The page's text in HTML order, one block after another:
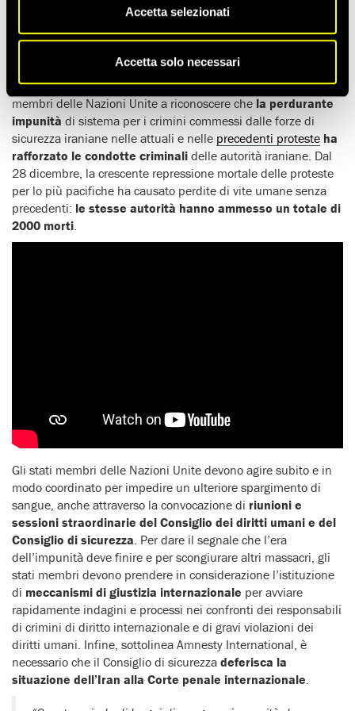
Accetta selezionati
Accetta solo necessari
oculari, sono in corso in Iranuccisioni illegali di massa di
di internet imposta dalle autorità l’8 gennaio allo scopo di
nascondere i propri crimini.
L’organizzazione per i diritti umani ha sollecitato gli stati
membri delle Nazioni Unite a riconoscere che la perdurante
impunità di sistema per i crimini commessi dalle forze di
sicurezza iraniane nelle attuali e nelle precedenti proteste ha
rafforzato le condotte criminali delle autorità iraniane. Dal
28 dicembre, la crescente repressione mortale delle proteste
per lo più pacifiche ha causato perdite di vite umane senza
precedenti: le stesse autorità hanno ammesso un totale di
2000 morti
Gli stati membri delle Nazioni Unite devono agire subito e in
modo coordinato per impedire un ulteriore spargimento di
sangue, anche attraverso la convocazione di riunioni e
sessioni straordinarie del Consiglio dei diritti umani e del
Consiglio di sicurezza . Per dare il segnale che l’era
dell’impunità deve finire e per scongiurare altri massacri, gli
stati membri devono prendere in considerazione l’istituzione
di meccanismi di giustizia internazionale per avviare
rapidamente indagini e processi nei confronti dei responsabili
di crimini di diritto internazionale e di gravi violazioni dei
diritti umani. Infine, sottolinea Amnesty International, è
necessario che il Consiglio di sicurezza deferisca la
situazione dell’Iran alla Corte penale internazionale